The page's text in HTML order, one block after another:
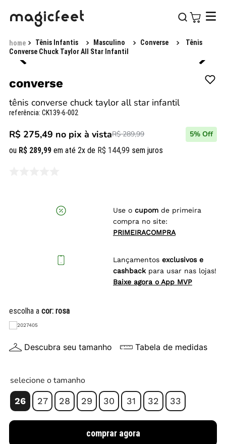
Tênis Infantis Masculino Converse
Tênis
Converse Chuck Taylor All Star Infantil
converse
tênis converse chuck taylor all star infantil
referência: CK139-6-002
R$ 275,49 no pix à vistaR$ 289,99 5% Off
ou R$ 289,99 em até 2x de R$ 144,99 sem juros
Use o cupom de primeira
compra no site:
PRIMEIRACOMPRA
Lançamentos exclusivos e
cashback para usar nas lojas!
Baixe agora o App MVP
escolha a cor: rosa
Descubra seu tamanho Tabela de medidas
selecione o tamanho
26 27 28 29 30 31 32 33
comprar agora